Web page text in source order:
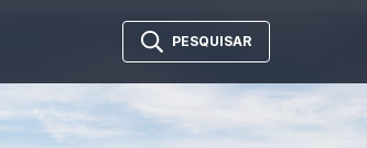
PESQUISAR